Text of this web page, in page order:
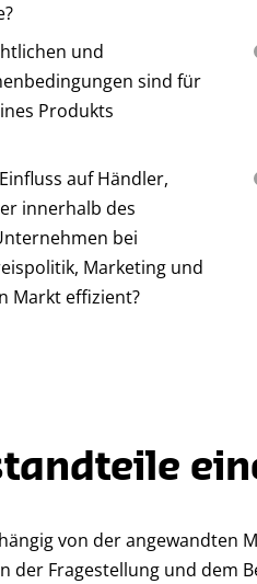
und
sind für
Produkts
auf Händler,
innerhalb des
bei
Marketing und
Markt effizient?
von der angewandten
der Fragestellung und dem